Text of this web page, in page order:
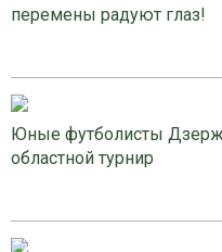
перемены радуют глаз!
Юные футболисты
областной турнир